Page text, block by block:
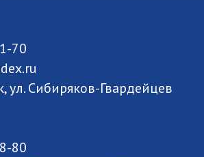
70
ул. Сибиряков-Гвардейцев
80